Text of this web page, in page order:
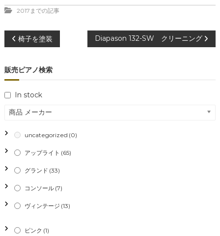
2017までの記事
投
稿
ナ
ビ
ゲ
ー
シ
ョ
椅子を塗装 Diapason 132-SW クリーニング
販売ピアノ検索
In stock
商品 メーカー
uncategorized (0)
アップライト (65)
グランド (33)
コンソール (7)
ヴィンテージ (13)
ピンク (1)